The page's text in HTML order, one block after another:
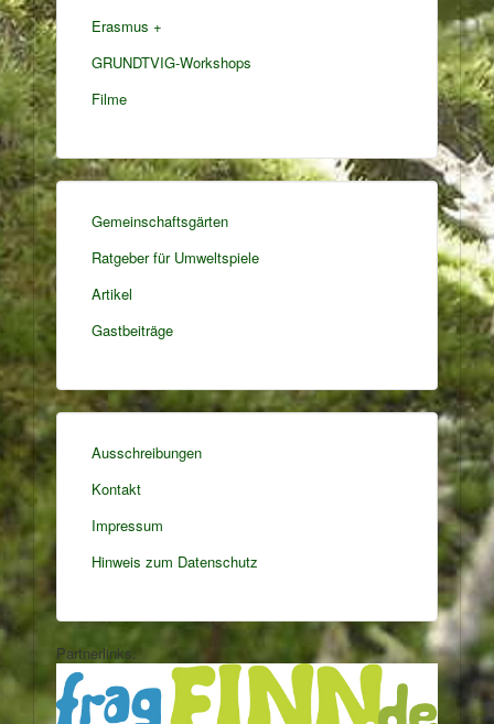
Erasmus +
GRUNDTVIG-Workshops
Filme
Gemeinschaftsgärten
Ratgeber für Umweltspiele
Artikel
Gastbeiträge
Ausschreibungen
Kontakt
Impressum
Hinweis zum Datenschutz
Partnerlinks: